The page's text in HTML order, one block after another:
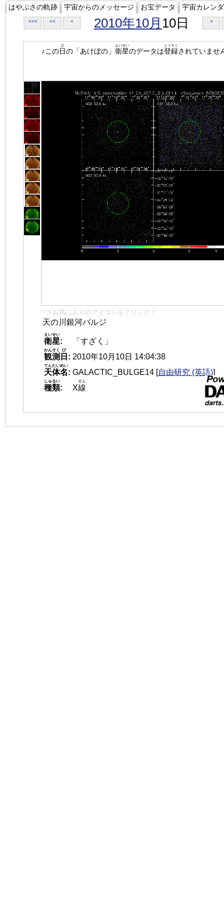
はやぶさの軌跡 宇宙からのメッセージ お宝データ 宇宙カレン
<<< << < 2010年10月 10日 >
♪この日
ひ
の「あけぼの」 衛星
えいせい
のデータは登録
とうろく
されていませ
👈 お気に入りのアイコンをクリック！
天の川銀河バルジ
衛星
えいせい
:
「すざく」
観測
かんそく
日
び
: 2010年10月10日 14:04:38
天体名
てんたいめい
: GALACTIC_BULGE14 [自由研究 (英語)]
種類
しゅるい
: X線
せん